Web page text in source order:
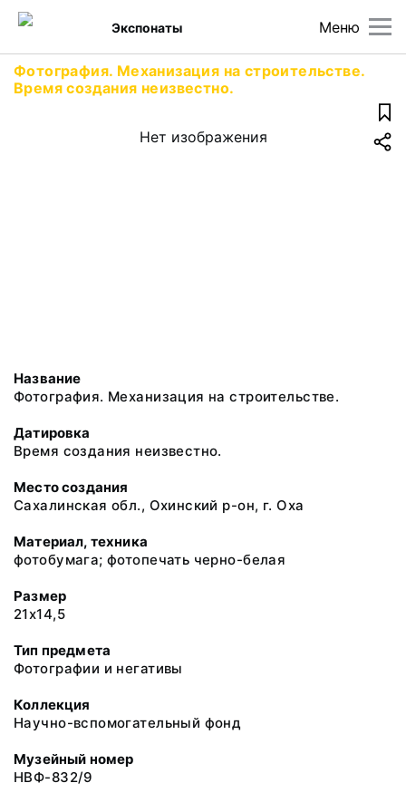
Меню
Экспонаты
Фотография. Механизация на строительстве.
Время создания неизвестно.
Нет изображения
Название
Фотография. Механизация на строительстве.
Датировка
Время создания неизвестно.
Место создания
Сахалинская обл., Охинский р-он, г. Оха
Материал, техника
фотобумага; фотопечать черно-белая
Размер
21х14,5
Тип предмета
Фотографии и негативы
Коллекция
Научно-вспомогательный фонд
Музейный номер
НВФ-832/9